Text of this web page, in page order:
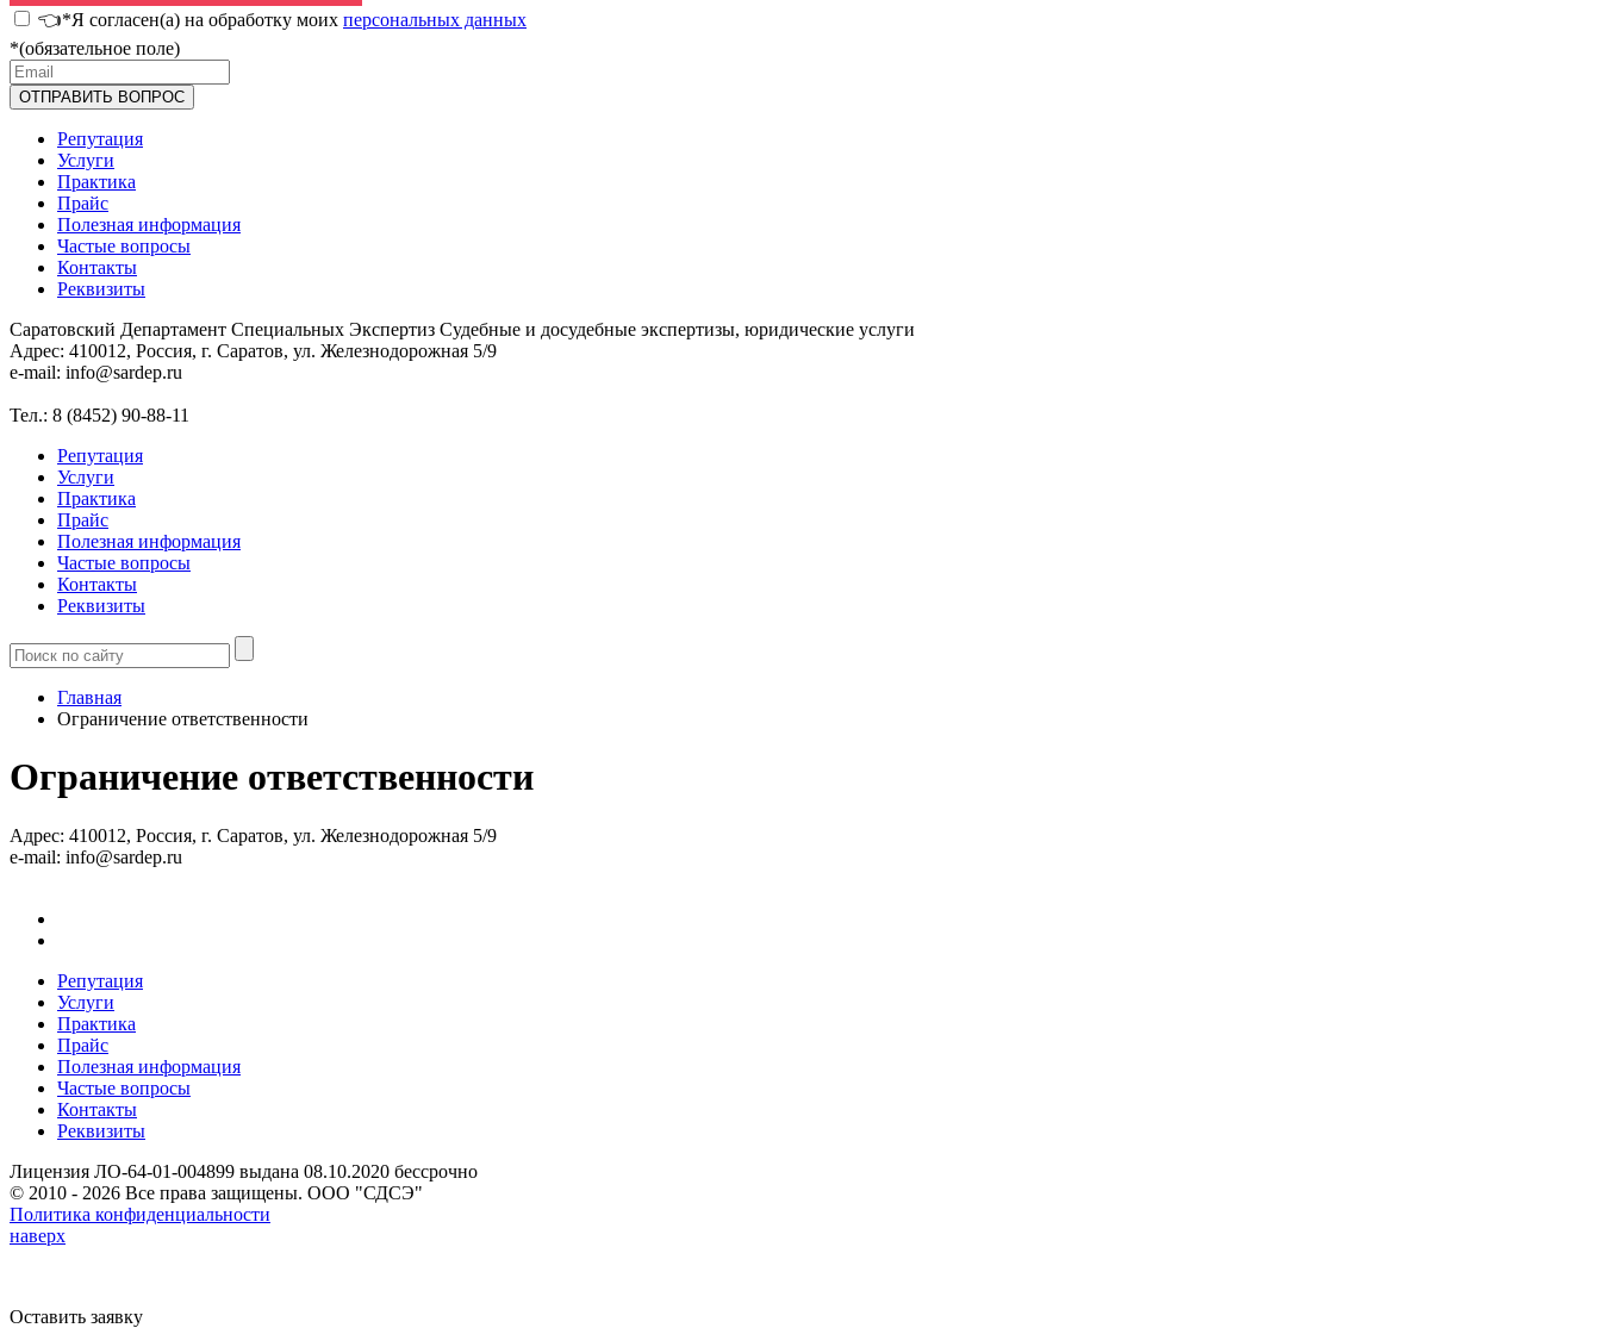
👈*Я согласен(а) на обработку моих персональных данных
*(обязательное поле)
Репутация
Услуги
Практика
Прайс
Полезная информация
Частые вопросы
Контакты
Реквизиты
Саратовский Департамент Специальных Экспертиз Судебные и досудебные экспертизы, юридические услуги
Адрес: 410012, Россия, г. Саратов, ул. Железнодорожная 5/9
e-mail: info@sardep.ru
Тел.: 8 (8452) 90-88-11
Репутация
Услуги
Практика
Прайс
Полезная информация
Частые вопросы
Контакты
Реквизиты
Главная
Ограничение ответственности
Ограничение ответственности
Адрес: 410012, Россия, г. Саратов, ул. Железнодорожная 5/9
e-mail: info@sardep.ru
Репутация
Услуги
Практика
Прайс
Полезная информация
Частые вопросы
Контакты
Реквизиты
Лицензия ЛО-64-01-004899 выдана 08.10.2020 бессрочно
© 2010 - 2026 Все права защищены. ООО "СДСЭ"
Политика конфиденциальности
наверх
Оставить заявку